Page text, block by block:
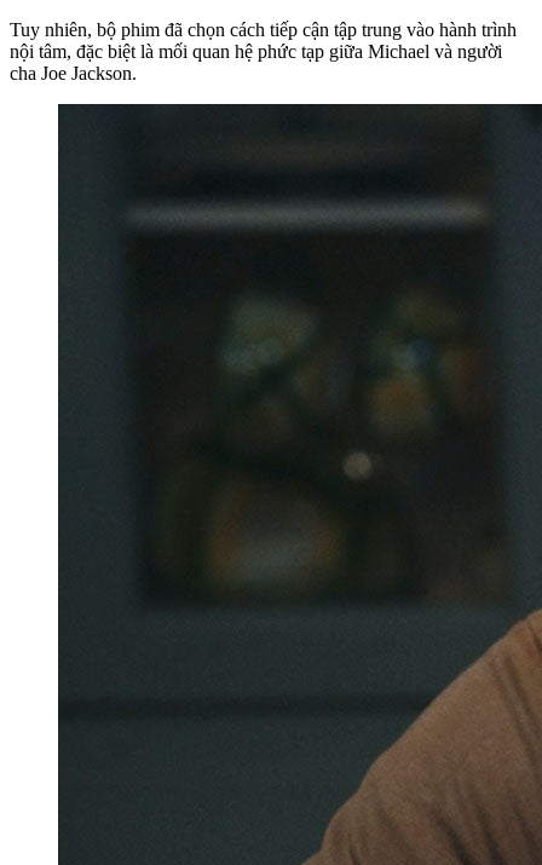
Tuy nhiên, bộ phim đã chọn cách tiếp cận tập trung vào hành trình
nội tâm, đặc biệt là mối quan hệ phức tạp giữa Michael và người
cha Joe Jackson.